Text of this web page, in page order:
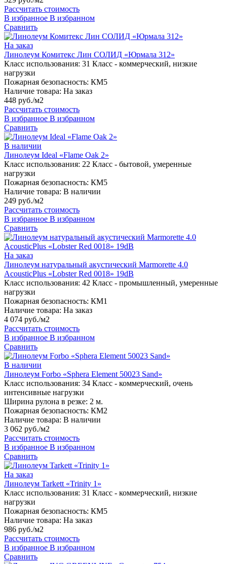
Рассчитать стоимость
В избранное В избранном
Сравнить
На заказ
Линолеум Комитекс Лин СОЛИД «Юрмала 312»
Класс использования: 31 Класс - коммерческий, низкие
нагрузки
Пожарная безопасность: КМ5
Наличие товара: На заказ
448 руб./м2
Рассчитать стоимость
В избранное В избранном
Сравнить
В наличии
Линолеум Ideal «Flame Oak 2»
Класс использования: 22 Класс - бытовой, умеренные
нагрузки
Пожарная безопасность: КМ5
Наличие товара: В наличии
249 руб./м2
Рассчитать стоимость
В избранное В избранном
Сравнить
На заказ
Линолеум натуральный акустический Marmorette 4.0
AcousticPlus «Lobster Red 0018» 19dB
Класс использования: 42 Класс - промышленный, умеренные
нагрузки
Пожарная безопасность: КМ1
Наличие товара: На заказ
4 074 руб./м2
Рассчитать стоимость
В избранное В избранном
Сравнить
В наличии
Линолеум Forbo «Sphera Element 50023 Sand»
Класс использования: 34 Класс - коммерческий, очень
интенсивные нагрузки
Ширина рулона в резке: 2 м.
Пожарная безопасность: КМ2
Наличие товара: В наличии
3 062 руб./м2
Рассчитать стоимость
В избранное В избранном
Сравнить
На заказ
Линолеум Tarkett «Trinity 1»
Класс использования: 31 Класс - коммерческий, низкие
нагрузки
Пожарная безопасность: КМ5
Наличие товара: На заказ
986 руб./м2
Рассчитать стоимость
В избранное В избранном
Сравнить